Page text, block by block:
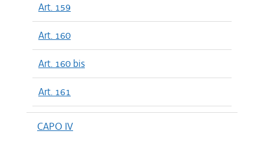
Art. 159
Art. 160
Art. 160 bis
Art. 161
CAPO IV